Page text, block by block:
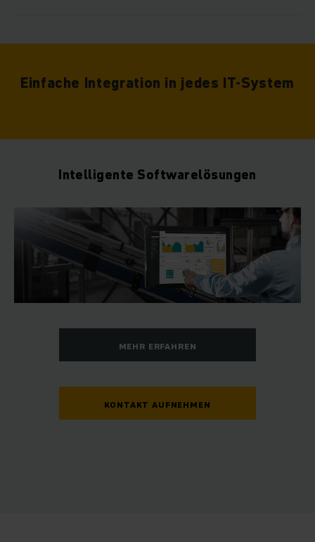
Einfache Integration in jedes IT-System
Intelligente Softwarelösungen
MEHR ERFAHREN
KONTAKT AUFNEHMEN